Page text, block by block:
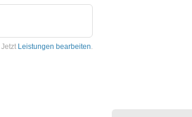
Jetzt Leistungen bearbeiten.